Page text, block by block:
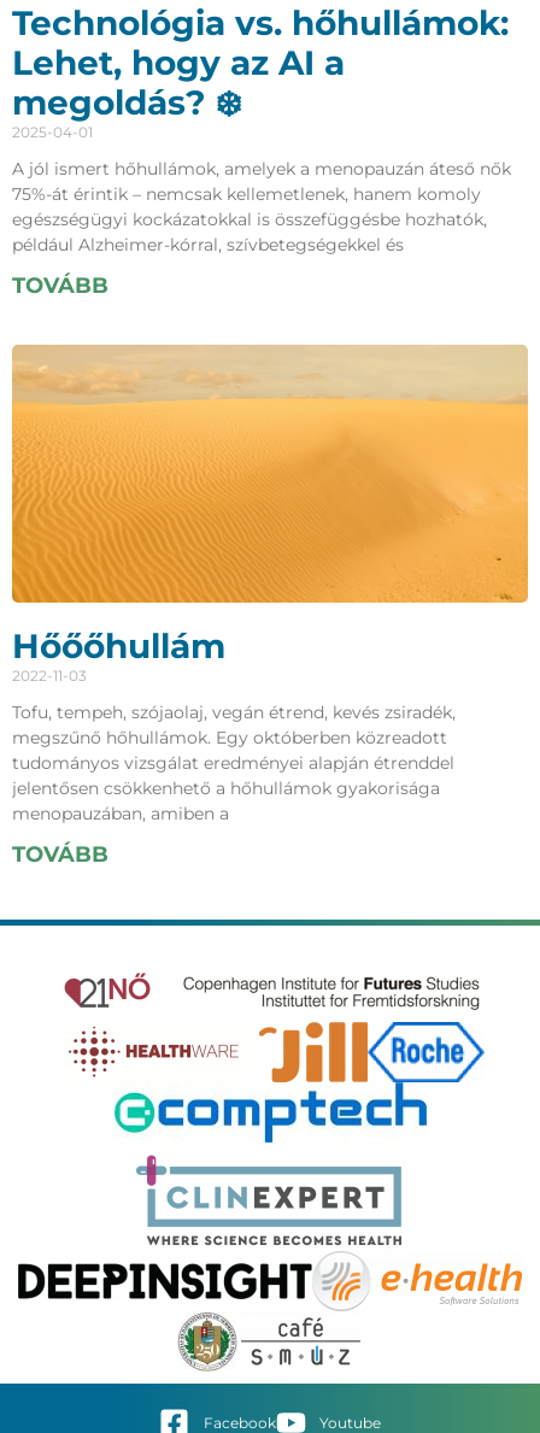
Technológia vs. hőhullámok:
Lehet, hogy az AI a
megoldás? ❄️
2025-04-01
A jól ismert hőhullámok, amelyek a menopauzán áteső nők
75%-át érintik – nemcsak kellemetlenek, hanem komoly
egészségügyi kockázatokkal is összefüggésbe hozhatók,
például Alzheimer-kórral, szívbetegségekkel és
TOVÁBB
Hőőőhullám
2022-11-03
Tofu, tempeh, szójaolaj, vegán étrend, kevés zsiradék,
megszűnő hőhullámok. Egy októberben közreadott
tudományos vizsgálat eredményei alapján étrenddel
jelentősen csökkenhető a hőhullámok gyakorisága
menopauzában, amiben a
TOVÁBB
Facebook Youtube